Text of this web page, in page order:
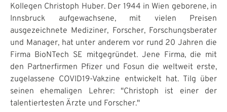
Kollegen Christoph Huber. Der 1944 in Wien geborene, in
Innsbruck aufgewachsene, mit vielen Preisen
ausgezeichnete Mediziner, Forscher, Forschungsberater
und Manager, hat unter anderem vor rund 20 Jahren die
Firma BioNTech SE mitgegründet. Jene Firma, die mit
den Partnerfirmen Pfizer und Fosun die weltweit erste,
zugelassene COVID19-Vakzine entwickelt hat. Tilg über
seinen ehemaligen Lehrer: "Christoph ist einer der
talentiertesten Ärzte und Forscher."